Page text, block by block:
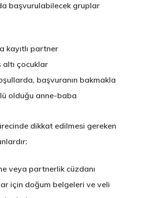
başvurulabilecek gruplar
kayıtlı partner
altı çocuklar
başvuranın bakmakla
olduğu anne-baba
dikkat edilmesi gereken
veya partnerlik cüzdanı
için doğum belgeleri ve veli